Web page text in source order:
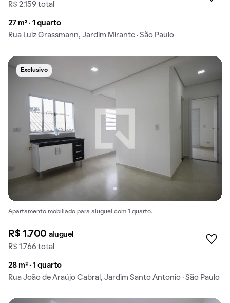
R$ 2.159 total
27 m² · 1 quarto
Rua Luiz Grassmann, Jardim Mirante · São Paulo
Exclusivo
Apartamento mobiliado para aluguel com 1 quarto.
R$ 1.700 aluguel
R$ 1.766 total
28 m² · 1 quarto
Rua João de Araújo Cabral, Jardim Santo Antonio · São Paulo